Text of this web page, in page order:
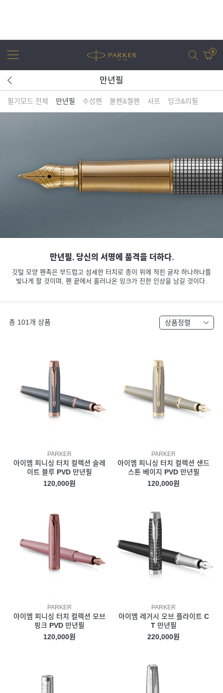
0
어번 아이엠 조터 XL 조터
만년필
필기모드 전체 만년필 수성펜 볼펜&젤펜 샤프 잉크&리필
만년필, 당신의 서명에 품격을 더하다.
깃털 모양 펜촉은 부드럽고 섬세한 터치로 종이 위에 적힌 글자 하나하나를
빛나게 할 것이며, 펜 끝에서 흘러나온 잉크가 진한 인상을 남길 것이다.
총 101 개 상품 상품정렬
PARKER
아이엠 피니싱 터치 컬렉션 슬레
이트 블루 PVD 만년필
120,000원
PARKER
아이엠 피니싱 터치 컬렉션 샌드
스톤 베이지 PVD 만년필
120,000원
PARKER
아이엠 피니싱 터치 컬렉션 모브
핑크 PVD 만년필
120,000원
PARKER
아이엠 레거시 오브 플라이트 C
T 만년필
220,000원